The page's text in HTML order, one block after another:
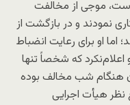
موجی از مخالفت
نمودند و در بازگشت از
اما او برای رعایت انضباط
که شخصاً تنها
هنگام شب مخالف بوده
نظر هیأت اجرایی